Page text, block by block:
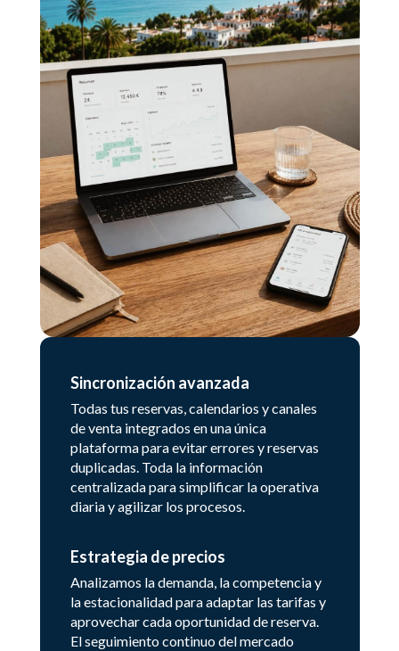
Sincronización avanzada
Todas tus reservas, calendarios y canales
de venta integrados en una única
plataforma para evitar errores y reservas
duplicadas. Toda la información
centralizada para simplificar la operativa
diaria y agilizar los procesos.
Estrategia de precios
Analizamos la demanda, la competencia y
la estacionalidad para adaptar las tarifas y
aprovechar cada oportunidad de reserva.
El seguimiento continuo del mercado